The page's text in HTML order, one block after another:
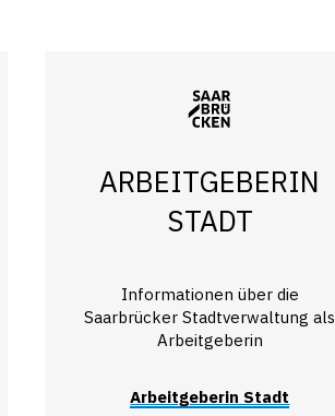
ARBEITGEBERIN
STADT
Informationen über die
Saarbrücker Stadtverwaltung als
Arbeitgeberin
Arbeitgeberin Stadt